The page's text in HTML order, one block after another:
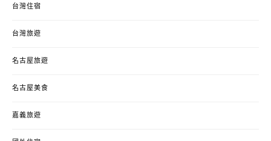
台灣住宿
台灣旅遊
名古屋旅遊
名古屋美食
嘉義旅遊